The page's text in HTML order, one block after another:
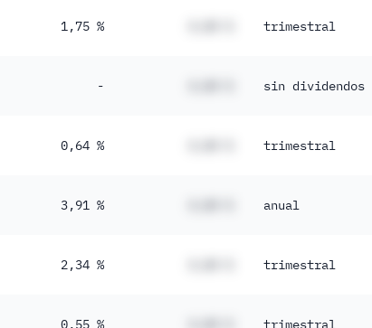
1,75 % trimestral
- sin dividendos
0,64 % trimestral
3,91 % anual
2,34 % trimestral
0,55 % trimestral